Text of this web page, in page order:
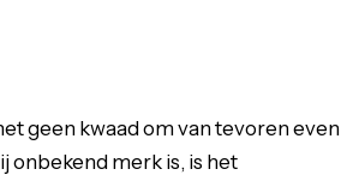
geen kwaad om van tevoren even
onbekend merk is, is het